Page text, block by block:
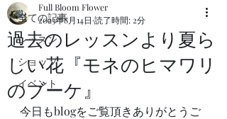
全ての記事
レッスン
ショップ
イベント
過去のレッスンより夏ら
しい花『モネのヒマワリ
のブーケ』
Full Bloom Flower
2023年8月14日 読了時間: 2分
今日もblogをご覧頂きありがとうご